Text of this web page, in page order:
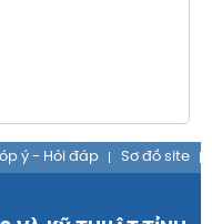
ý - Hỏi đáp Sơ đồ site